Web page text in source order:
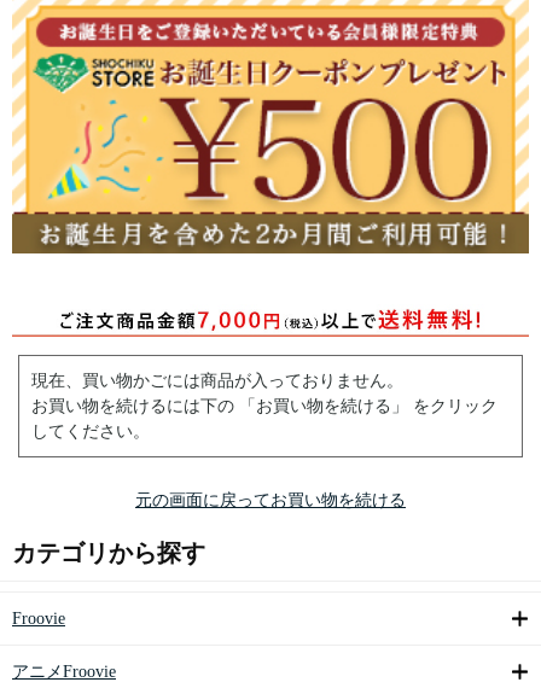
現在、買い物かごには商品が入っておりません。
お買い物を続けるには下の 「お買い物を続ける」 をクリック
してください。
元の画面に戻ってお買い物を続ける
カテゴリから探す
Froovie
アニメFroovie